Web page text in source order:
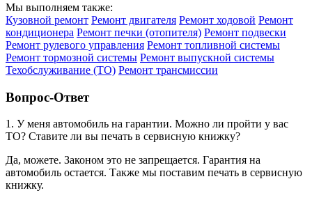
Мы выполняем также:
Кузовной ремонт Ремонт двигателя Ремонт ходовой Ремонт
кондиционера Ремонт печки (отопителя) Ремонт подвески
Ремонт рулевого управления Ремонт топливной системы
Ремонт тормозной системы Ремонт выпускной системы
Техобслуживание (ТО) Ремонт трансмиссии
Вопрос-Ответ
1. У меня автомобиль на гарантии. Можно ли пройти у вас
ТО? Ставите ли вы печать в сервисную книжку?
Да, можете. Законом это не запрещается. Гарантия на
автомобиль остается. Также мы поставим печать в сервисную
книжку.